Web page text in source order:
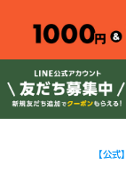
【公式】